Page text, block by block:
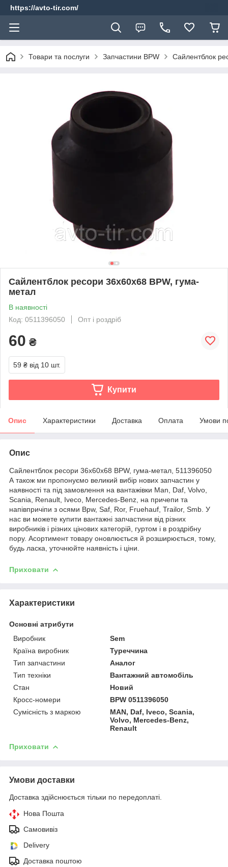
https://avto-tir.com/
Товари та послуги Запчастини BPW Сайлентблок
Сайлентблок ресори 36x60x68 BPW, гума-
метал
В наявності
Код: 0511396050
Опт і роздріб
60 ₴
59 ₴ від 10 шт.
Купити
Опис Характеристики Доставка Оплата Умови
Опис
Сайлентблок ресори 36x60x68 BPW, гума-метал, 511396050
А також ми пропонуємо великий вибір нових запчастин у
наявності та під замовлення на вантажівки Man, Daf, Volvo,
Scania, Renault, Iveco, Mercedes-Benz, на причепи та
напівпричіпи з осями Bpw, Saf, Ror, Fruehauf, Trailor, Smb. У
нас ви можете купити вантажні запчастини від різних
виробників і різних цінових категорій, гуртом і в роздрібну
пору. Асортимент товару оновлюється й розширюється, тому,
будь ласка, уточнюйте наявність і ціни.
Приховати
Характеристики
Основні атрибути
Виробник
Sem
Країна виробник
Туреччина
Тип запчастини
Аналог
Тип техніки
Вантажний автомобіль
Стан
Новий
Кросс-номери
BPW 0511396050
Сумісність з маркою
MAN, Daf, Iveco, Scania,
Volvo, Mercedes-Benz,
Renault
Приховати
Умови доставки
Доставка здійснюється тільки по передоплаті.
Нова Пошта
Самовивіз
Delivery
Доставка поштою